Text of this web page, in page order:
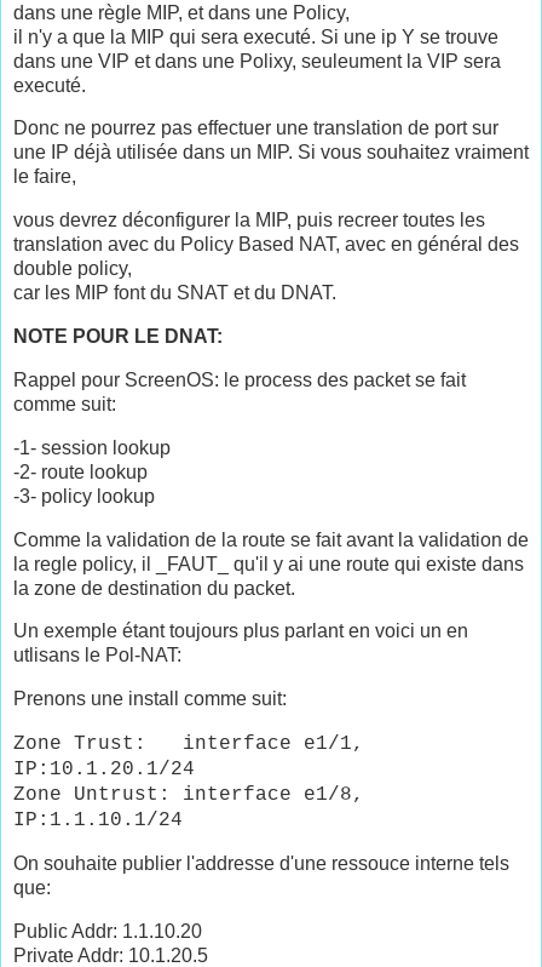
dans une règle MIP, et dans une Policy,
il n'y a que la MIP qui sera executé. Si une ip Y se trouve
dans une VIP et dans une Polixy, seuleument la VIP sera
executé.
Donc ne pourrez pas effectuer une translation de port sur
une IP déjà utilisée dans un MIP. Si vous souhaitez vraiment
le faire,
vous devrez déconfigurer la MIP, puis recreer toutes les
translation avec du Policy Based NAT, avec en général des
double policy,
car les MIP font du SNAT et du DNAT.
NOTE POUR LE DNAT:
Rappel pour ScreenOS: le process des packet se fait
comme suit:
-1- session lookup
-2- route lookup
-3- policy lookup
Comme la validation de la route se fait avant la validation de
la regle policy, il _FAUT_ qu'il y ai une route qui existe dans
la zone de destination du packet.
Un exemple étant toujours plus parlant en voici un en
utlisans le Pol-NAT:
Prenons une install comme suit:
Zone Trust: interface e1/1,
IP:10.1.20.1/24
Zone Untrust: interface e1/8,
IP:1.1.10.1/24
On souhaite publier l'addresse d'une ressouce interne tels
que:
Public Addr: 1.1.10.20
Private Addr: 10.1.20.5